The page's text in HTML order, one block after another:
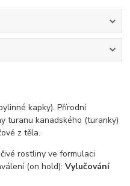
kapky). Přírodní
turanu kanadského (turanky)
z těla.
rostliny ve formulaci
(on hold):Vylučování